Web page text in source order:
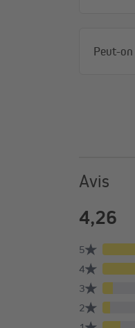
Notre
résistante
sans souci à
anthracite,
Peut-
Avis